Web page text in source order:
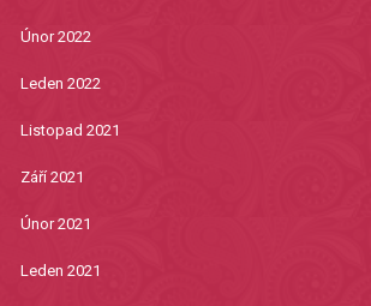
Únor 2022
Leden 2022
Listopad 2021
Září 2021
Únor 2021
Leden 2021